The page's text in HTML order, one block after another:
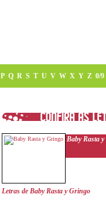
P Q R S T U V W X Y Z 0/9
Baby Rasta
Letras de Baby Rasta y Gringo